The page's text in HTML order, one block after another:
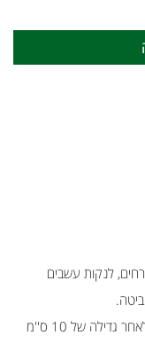
לנקות עשבים
מומלץ להנביט את הזרעים במנבטה בתוך הבית ולאחר גדילה של 10 ס''מ